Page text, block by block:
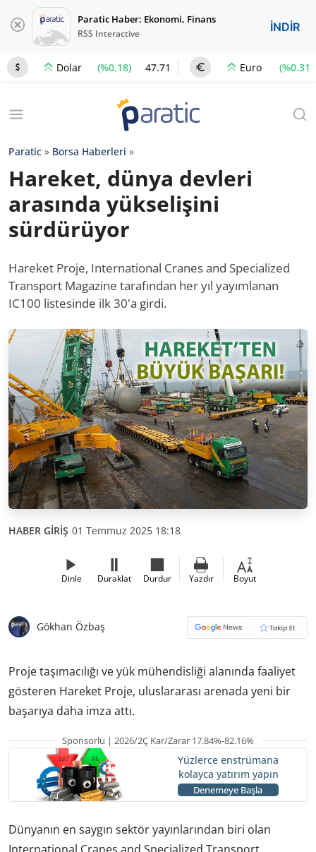
Paratic Haber: Ekonomi, Finans
RSS Interactive İNDİR
Dolar (%0.18) 47.71 Euro (%0.31)
Paratic » Borsa Haberleri »
Hareket, dünya devleri
arasında yükselişini
sürdürüyor
Hareket Proje, International Cranes and Specialized
Transport Magazine tarafından her yıl yayımlanan
IC100 listesinde ilk 30'a girdi.
HABER GİRİŞ 01 Temmuz 2025 18:18
Dinle Duraklat Durdur Yazdır Boyut
Gökhan Özbaş
Proje taşımacılığı ve yük mühendisliği alanında faaliyet
gösteren Hareket Proje, uluslararası arenada yeni bir
başarıya daha imza attı.
Sponsorlu | 2026/2Ç Kar/Zarar 17.84%-82.16%
Yüzlerce enstrümana
kolayca yatırım yapın
Denemeye Başla
Dünyanın en saygın sektör yayınlarından biri olan